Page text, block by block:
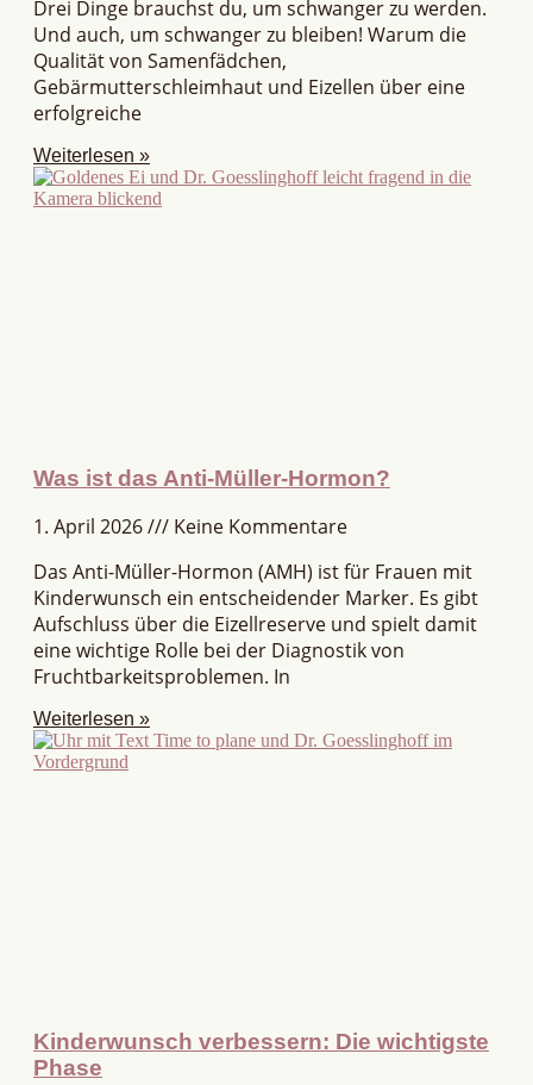
Drei Dinge brauchst du, um schwanger zu werden.
Und auch, um schwanger zu bleiben! Warum die
Qualität von Samenfädchen,
Gebärmutterschleimhaut und Eizellen über eine
erfolgreiche
Weiterlesen »
Was ist das Anti-Müller-Hormon?
1. April 2026
Keine Kommentare
Das Anti-Müller-Hormon (AMH) ist für Frauen mit
Kinderwunsch ein entscheidender Marker. Es gibt
Aufschluss über die Eizellreserve und spielt damit
eine wichtige Rolle bei der Diagnostik von
Fruchtbarkeitsproblemen. In
Weiterlesen »
Kinderwunsch verbessern: Die wichtigste
Phase